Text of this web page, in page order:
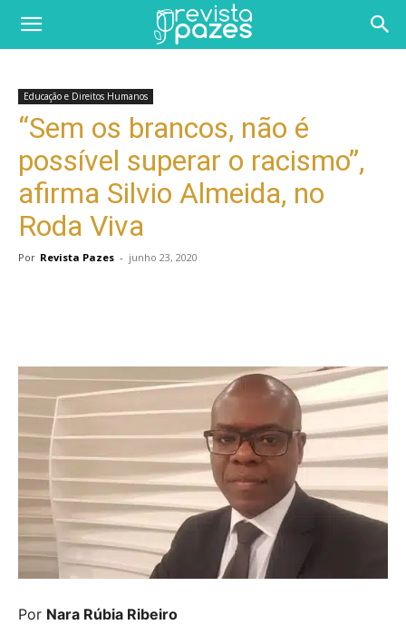
Educação e Direitos Humanos
“Sem os brancos, não é
possível superar o racismo”,
afirma Silvio Almeida, no
Roda Viva
Por Revista Pazes - junho 23, 2020
Por Nara Rúbia Ribeiro